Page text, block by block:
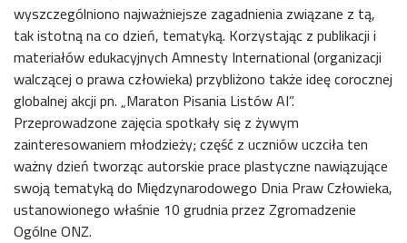
wyszczególniono najważniejsze zagadnienia związane z tą,
tak istotną na co dzień, tematyką. Korzystając z publikacji i
materiałów edukacyjnych Amnesty International (organizacji
walczącej o prawa człowieka) przybliżono także ideę corocznej
globalnej akcji pn. „Maraton Pisania Listów AI”.
Przeprowadzone zajęcia spotkały się z żywym
zainteresowaniem młodzieży; część z uczniów uczciła ten
ważny dzień tworząc autorskie prace plastyczne nawiązujące
swoją tematyką do Międzynarodowego Dnia Praw Człowieka,
ustanowionego właśnie 10 grudnia przez Zgromadzenie
Ogólne ONZ.